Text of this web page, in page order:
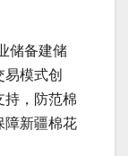
储备建储
模式创
持，防范棉
障新疆棉花